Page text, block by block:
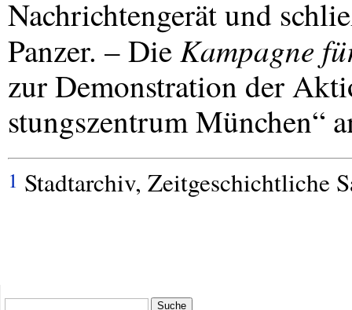
Nachrichtengerät und
Panzer. – DieKampagne
zur Demonstration der
stungszentrum München“
1 Stadtarchiv, Zeitgeschichtliche
Suche